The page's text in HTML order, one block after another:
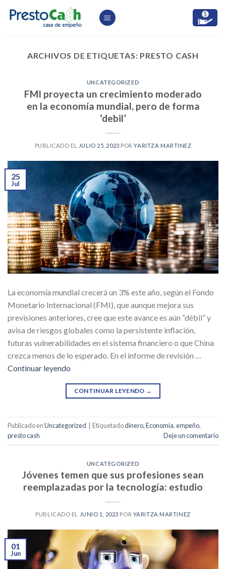
ARCHIVOS DE ETIQUETAS: PRESTO CASH
UNCATEGORIZED
FMI proyecta un crecimiento moderado
en la economía mundial, pero de forma
‘debil’
PUBLICADO EL JULIO 25, 2023 PORYARITZA MARTINEZ
25
Jul
La economía mundial crecerá un 3% este año, según el Fondo
Monetario Internacional (FMI), que aunque mejora sus
previsiones anteriores, cree que este avance es aún “débil” y
avisa de riesgos globales como la persistente inflación,
futuras vulnerabilidades en el sistema financiero o que China
crezca menos de lo esperado. En el informe de revisión …
Continuar leyendo
CONTINUAR LEYENDO →
Publicado enUncategorized Etiquetadodinero,Economía,empeño,
presto cash
Deje un comentario
UNCATEGORIZED
Jóvenes temen que sus profesiones sean
reemplazadas por la tecnología: estudio
PUBLICADO EL JUNIO 1, 2023 POR YARITZA MARTINEZ
01
Jun